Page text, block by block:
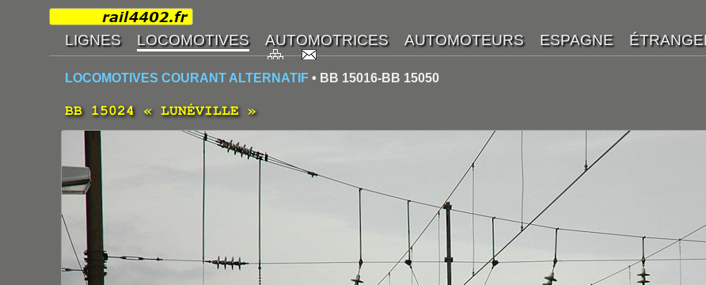
LOCOMOTIVES COURANT ALTERNATIF • BB 15016-BB 15050
BB 15024 « LUNÉVILLE »